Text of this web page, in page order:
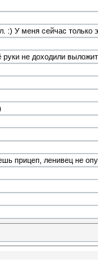
:) У меня сейчас только
не доходили
прицеп, ленивец не